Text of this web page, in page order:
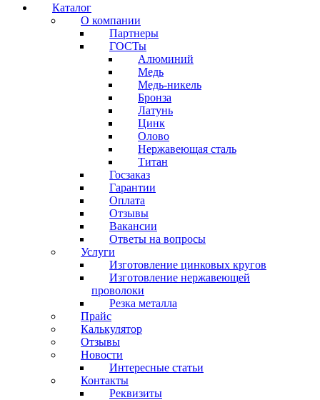
Каталог
О компании
Партнеры
ГОСТы
Алюминий
Медь
Медь-никель
Бронза
Латунь
Цинк
Олово
Нержавеющая сталь
Титан
Госзаказ
Гарантии
Оплата
Отзывы
Вакансии
Ответы на вопросы
Услуги
Изготовление цинковых кругов
Изготовление нержавеющей
проволоки
Резка металла
Прайс
Калькулятор
Отзывы
Новости
Интересные статьи
Контакты
Реквизиты